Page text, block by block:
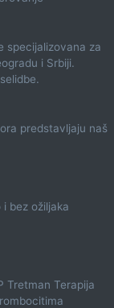
specijalizovana za
i Srbiji.
predstavljaju naš
i bez ožiljaka
Tretman Terapija